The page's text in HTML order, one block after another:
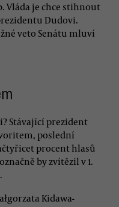
Vláda je chce stihnout
Dudovi.
veto Senátu mluví
Stávající prezident
poslední
procent hlasů
by zvítězil v 1.
Kidawa-